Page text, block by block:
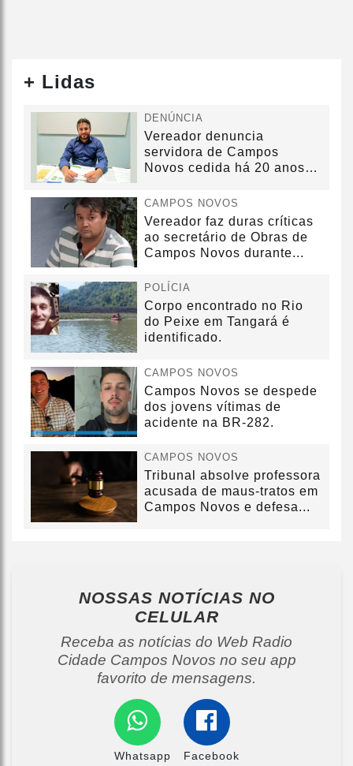
+ Lidas
DENÚNCIA
Vereador denuncia
servidora de Campos
Novos cedida há 20 anos
CAMPOS NOVOS
Vereador faz duras críticas
ao secretário de Obras de
Campos Novos durante...
POLÍCIA
Corpo encontrado no Rio
do Peixe em Tangará é
identificado.
CAMPOS NOVOS
Campos Novos se despede
dos jovens vítimas de
acidente na BR-282.
CAMPOS NOVOS
Tribunal absolve professora
acusada de maus-tratos em
Campos Novos e defesa...
NOSSAS NOTÍCIAS NO
CELULAR
Receba as notícias do Web Radio
Cidade Campos Novos no seu app
favorito de mensagens.
Whatsapp Facebook